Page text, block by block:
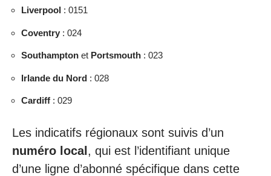
Liverpool : 0151
Coventry : 024
Southampton et Portsmouth : 023
Irlande du Nord : 028
Cardiff : 029
Les indicatifs régionaux sont suivis d’un
numéro local, qui est l’identifiant unique
d’une ligne d’abonné spécifique dans cette